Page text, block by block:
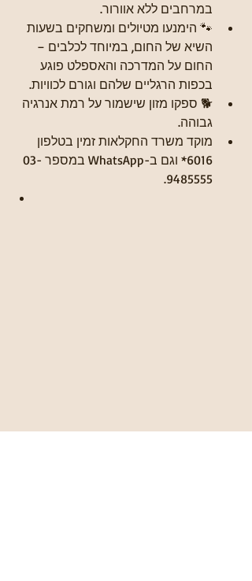
במרחבים ללא אוורור.
🐾 הימנעו מטיולים ומשחקים בשעות
השיא של החום, במיוחד לכלבים –
החום על המדרכה והאספלט פוגע
בכפות הרגליים שלהם וגורם לכוויות.
🐕 ספקו מזון שישמור על רמת אנרגיה
גבוהה.
מוקד משרד החקלאות זמין בטלפון
6016* וגם ב-WhatsApp במספר 03-
9485555.